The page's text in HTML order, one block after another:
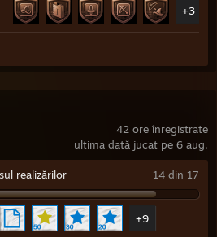
+3
42 ore înregistrate
ultima dată jucat pe 6 aug.
realizărilor 14 din 17
+9